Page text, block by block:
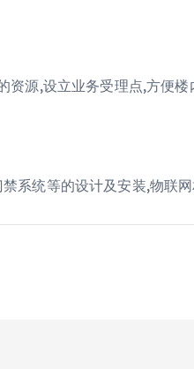
源,设立业务受理点,方便
系统等的设计及安装,物联网